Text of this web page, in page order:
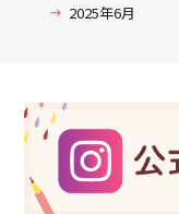
2025年6月